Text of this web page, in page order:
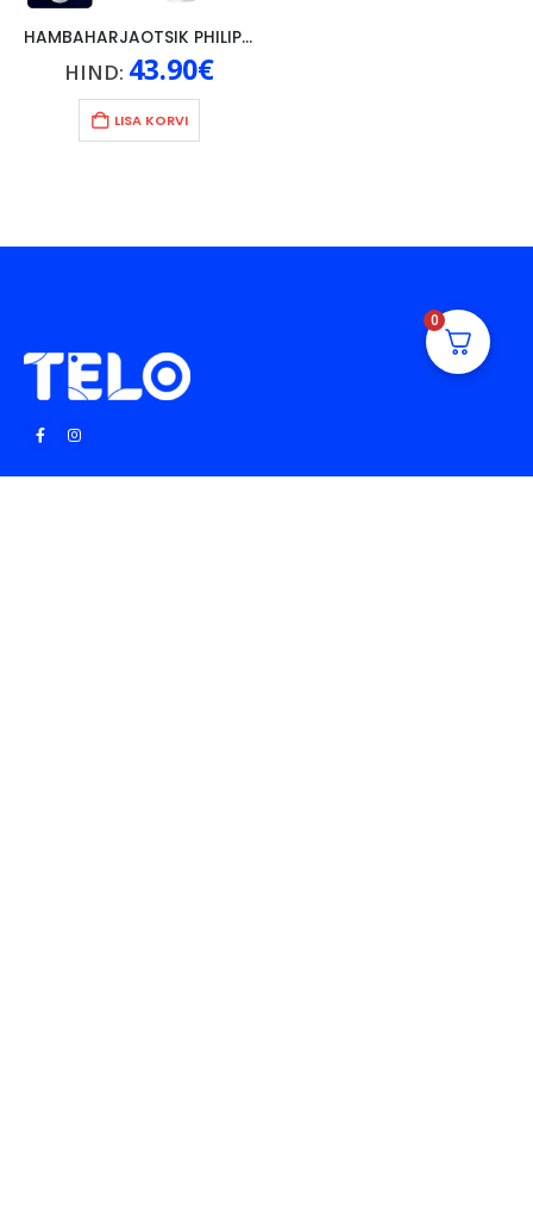
HAMBAHARJAOTSIK PHILIPS SONICARE W2 MEDIUM/SOFT, 8TK, VALGE
HIND: 43.90€
LISA KORVI
0